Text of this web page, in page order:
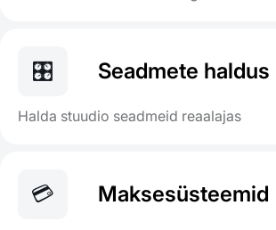
🎛️ Seadmete haldus
Halda stuudio seadmeid reaalajas
💳 Maksesüsteemid